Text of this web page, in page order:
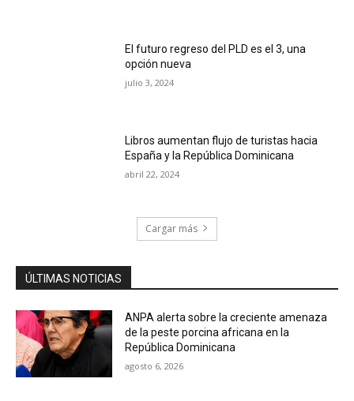
El futuro regreso del PLD es el 3, una
opción nueva
julio 3, 2024
Libros aumentan flujo de turistas hacia
España y la República Dominicana
abril 22, 2024
Cargar más
ÚLTIMAS NOTICIAS
ANPA alerta sobre la creciente amenaza
de la peste porcina africana en la
República Dominicana
agosto 6, 2026